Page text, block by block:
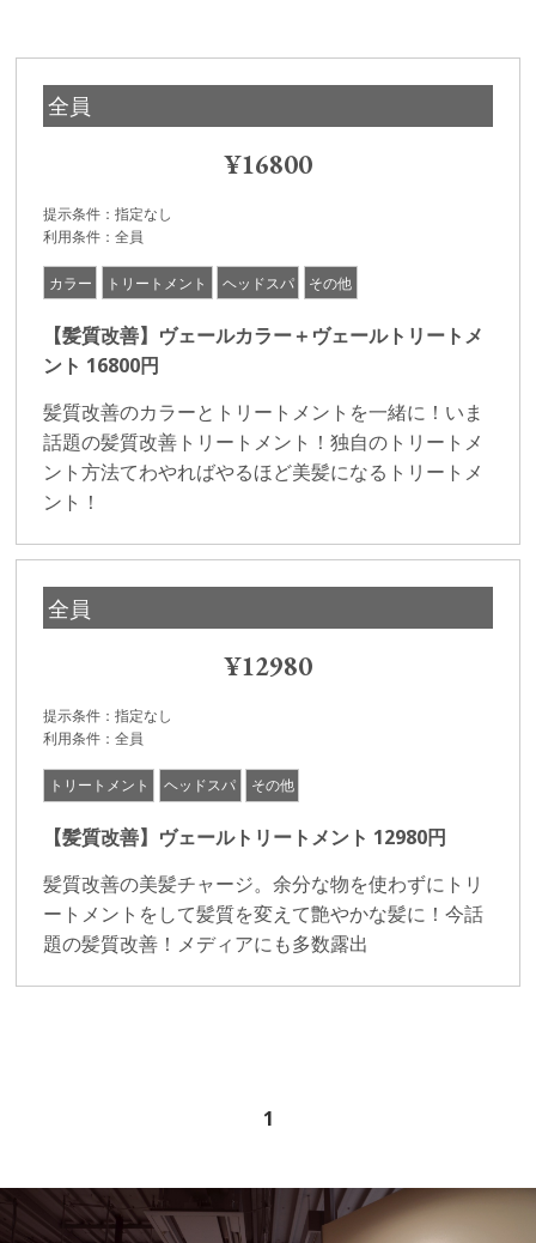
全員
¥16800
提示条件
指定なし
利用条件
全員
カラー トリートメント ヘッドスパ その他
【髪質改善】ヴェールカラー＋ヴェールトリートメ
ント 16800円
髪質改善のカラーとトリートメントを一緒に！いま
話題の髪質改善トリートメント！独自のトリートメ
ント方法てわやればやるほど美髪になるトリートメ
ント！
全員
¥12980
提示条件
指定なし
利用条件
全員
トリートメント ヘッドスパ その他
【髪質改善】ヴェールトリートメント 12980円
髪質改善の美髪チャージ。余分な物を使わずにトリ
ートメントをして髪質を変えて艶やかな髪に！今話
題の髪質改善！メディアにも多数露出
1